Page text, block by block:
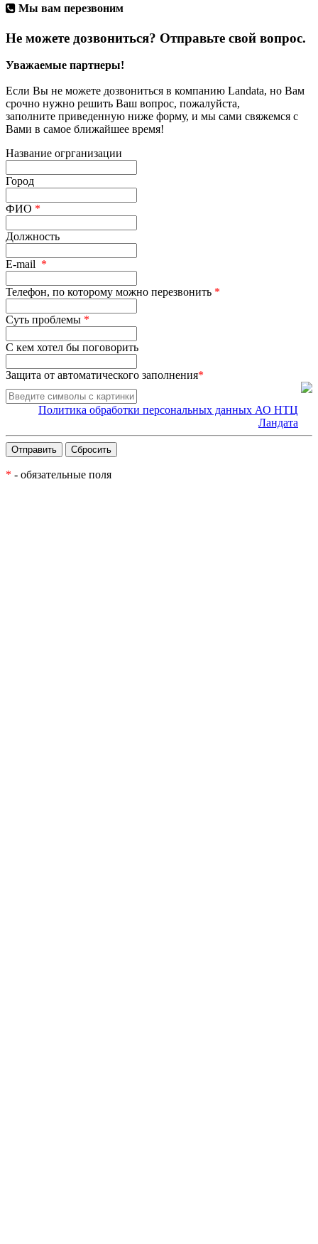
Мы вам перезвоним
Не можете дозвониться? Отправьте свой вопрос.
Уважаемые партнеры!
Если Вы не можете дозвониться в компанию Landata, но Вам
срочно нужно решить Ваш вопрос, пожалуйста,
заполните приведенную ниже форму, и мы сами свяжемся с
Вами в самое ближайшее время!
Название огрганизации
Город
ФИО *
Должность
E-mail *
Телефон, по которому можно перезвонить *
Суть проблемы *
С кем хотел бы поговорить
Защита от автоматического заполнения*
Политика обработки персональных данных АО НТЦ
Ландата
* - обязательные поля